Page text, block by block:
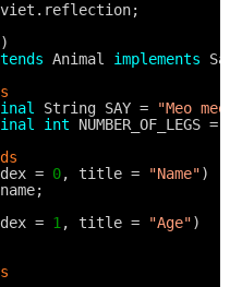
)
Animal implements
String SAY = "Meo meo"
int NUMBER_OF_LEGS =
= 0, title = "Name")
= 1 , title = "Age")